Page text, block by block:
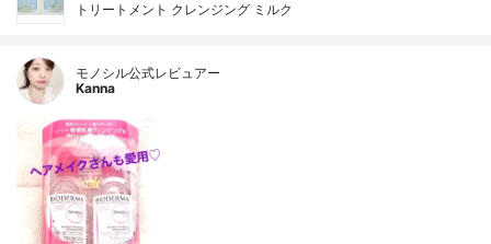
トリートメント クレンジング ミルク
モノシル公式レビュアー
Kanna